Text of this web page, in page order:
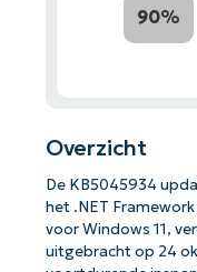
90%
Overzicht
De KB5045934
het .NET
voor Windows 11,
uitgebracht op 24